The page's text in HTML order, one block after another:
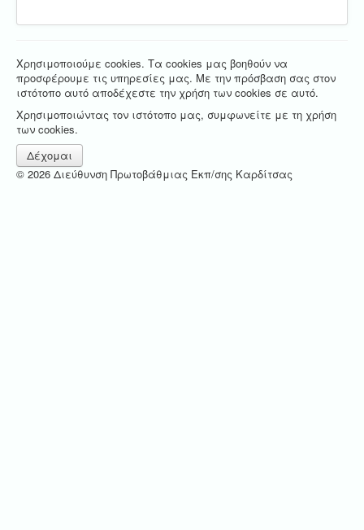
Χρησιμοποιούμε cookies. Τα cookies μας βοηθούν να
προσφέρουμε τις υπηρεσίες μας. Με την πρόσβαση σας στον
ιστότοπο αυτό αποδέχεστε την χρήση των cookies σε αυτό.
Χρησιμοποιώντας τον ιστότοπο μας, συμφωνείτε με τη χρήση
των cookies.
Δέχομαι
© 2026 Διεύθυνση Πρωτοβάθμιας Εκπ/σης Καρδίτσας